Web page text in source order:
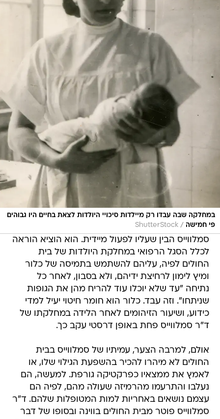
במחלקה שבה עבדו רק מיילדות סיכויי היולדות לצאת בחיים היו גבוהים
פי חמישה /
ShutterStock
סמלווייס הבין שעליו לפעול מיידית. הוא הוציא הוראה
לכלל הסגל הרפואי במחלקת היולדות של בית
החולים לפיה, עליהם להשתמש בתמיסה של כלור
ומיץ לימון לרחיצת ידיהם, ולא בסבון, לאחר כל
נתיחה "עד שלא יוכלו עוד להריח מהן את הגופות
שניתחו". וזה עבד. כלור הוא חומר חיטוי יעיל למדי
כידוע, ושיעור הזיהומים לאחר הלידה במחלקתו של
ד"ר סמלווייס פחת באופן דרסטי עקב כך.
אולם, למרבה הצער, עמיתיו של סמלווייס בבית
החולים לא מיהרו להכיר בהשפעת הגילוי שלו, או
לאמץ את ממצאיו כפרקטיקה גורפת. למעשה, הם
נעלבו והתרעמו מהרמיזה שעולה מהם, לפיה הם
עצמם נושאים באחריות למות המטופלות שלהם. ד"ר
סמלווייס פוטר מבית החולים בווינה ובסופו של דבר